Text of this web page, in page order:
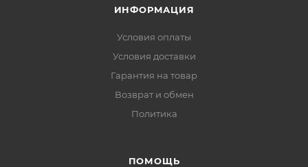
ИНФОРМАЦИЯ
Условия оплаты
Условия доставки
Гарантия на товар
Возврат и обмен
Политика
ПОМОЩЬ